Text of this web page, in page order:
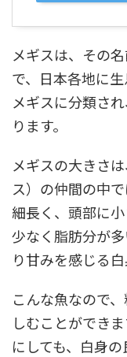
メギスは、その
で、日本各地に
メギスに分類さ
ります。
メギスの大きさ
ス）の仲間の中
細長く、頭部に
少なく脂肪分が
り甘みを感じる
こんな魚なので
しむことができ
にしても、白身